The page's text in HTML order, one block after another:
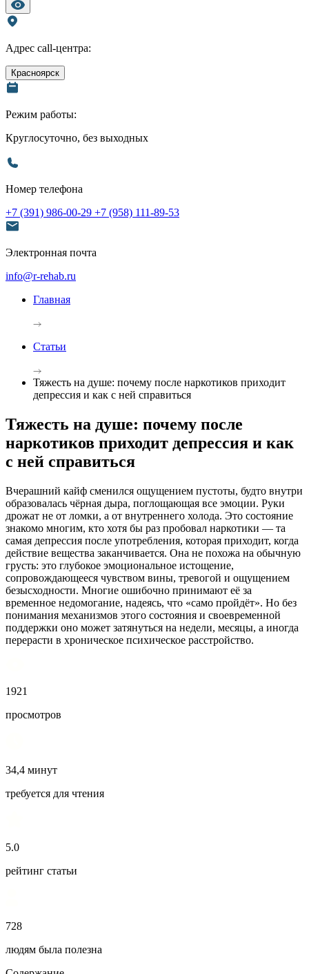
Адрес call-центра:
Красноярск
Режим работы:
Круглосуточно, без выходных
Номер телефона
+7 (391) 986-00-29 +7 (958) 111-89-53
Электронная почта
info@r-rehab.ru
Главная
Статьи
Тяжесть на душе: почему после наркотиков приходит
депрессия и как с ней справиться
Тяжесть на душе: почему после
наркотиков приходит депрессия и как
с ней справиться
Вчерашний кайф сменился ощущением пустоты, будто внутри
образовалась чёрная дыра, поглощающая все эмоции. Руки
дрожат не от ломки, а от внутреннего холода. Это состояние
знакомо многим, кто хотя бы раз пробовал наркотики — та
самая депрессия после употребления, которая приходит, когда
действие вещества заканчивается. Она не похожа на обычную
грусть: это глубокое эмоциональное истощение,
сопровождающееся чувством вины, тревогой и ощущением
безысходности. Многие ошибочно принимают её за
временное недомогание, надеясь, что «само пройдёт». Но без
понимания механизмов этого состояния и своевременной
поддержки оно может затянуться на недели, месяцы, а иногда
перерасти в хроническое психическое расстройство.
1921
просмотров
34,4 минут
требуется для чтения
5.0
рейтинг статьи
728
людям была полезна